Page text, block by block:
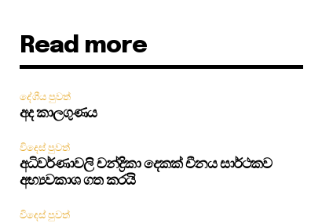
Read more
දේශීය පුවත්
අද කාලගුණය
විදෙස් පුවත්
අධිවර්ණාවලි චන්ද්‍රිකා දෙකක් චීනය සාර්ථකව
අභ්‍යවකාශ ගත කරයි
විදෙස් පුවත්